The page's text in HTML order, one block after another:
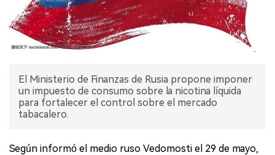
El Ministerio de Finanzas de Rusia propone imponer
un impuesto de consumo sobre la nicotina líquida
para fortalecer el control sobre el mercado
tabacalero.
Según informó el medio ruso Vedomosti el 29 de mayo,